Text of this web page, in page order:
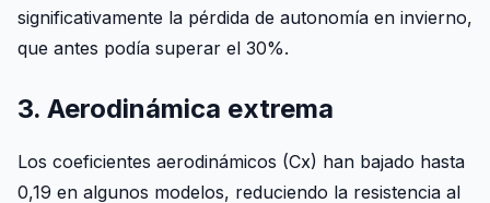
significativamente la pérdida de autonomía en invierno,
que antes podía superar el 30%.
3. Aerodinámica extrema
Los coeficientes aerodinámicos (Cx) han bajado hasta
0,19 en algunos modelos, reduciendo la resistencia al